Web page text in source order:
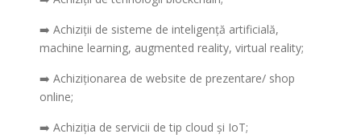
➡️ Achiziții de sisteme de inteligență artificială,
machine learning, augmented reality, virtual reality;
➡️ Achiziționarea de website de prezentare/ shop
online;
➡️ Achiziția de servicii de tip cloud și IoT;